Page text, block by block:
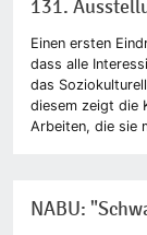
131.
Einen ersten
dass alle
das
diesem zeigt die
Arbeiten, die sie
NABU: